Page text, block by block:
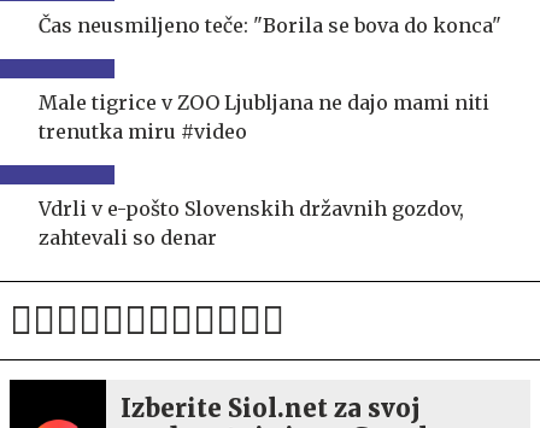
Čas neusmiljeno teče: "Borila se bova do konca"
Male tigrice v ZOO Ljubljana ne dajo mami niti
trenutka miru #video
Vdrli v e-pošto Slovenskih državnih gozdov,
zahtevali so denar
Izberite Siol.net za svoj